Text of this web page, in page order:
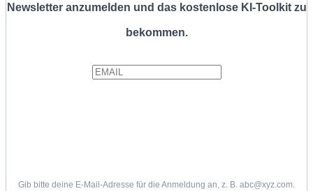
Newsletter anzumelden und das kostenlose KI-Toolkit zu
bekommen.
Gib bitte deine E-Mail-Adresse für die Anmeldung an, z. B. abc@xyz.com.